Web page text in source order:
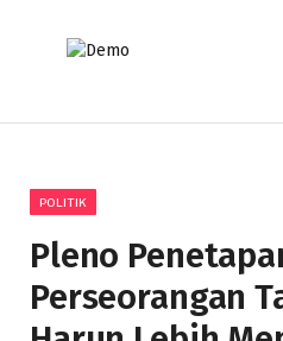
POLITIK
Pleno
Perseorangan